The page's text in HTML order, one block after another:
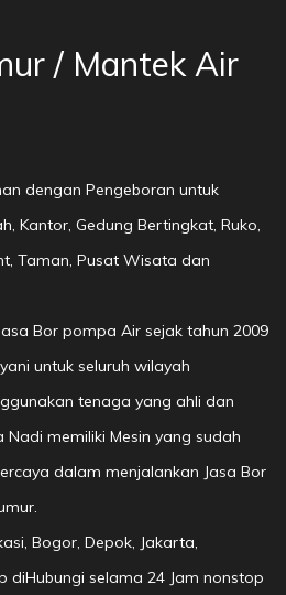
/ Mantek Air
dengan Pengeboran untuk
Kantor, Gedung Bertingkat, Ruko,
Taman, Pusat Wisata dan
Bor pompa Air sejak tahun 2009
untuk seluruh wilayah
tenaga yang ahli dan
memiliki Mesin yang sudah
dalam menjalankan Jasa Bor
Bogor, Depok, Jakarta,
diHubungi selama 24 Jam nonstop